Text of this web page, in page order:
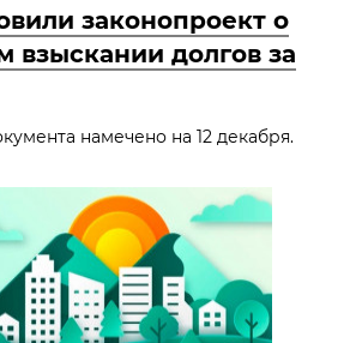
законопроект о
взыскании долгов за
намечено на 12 декабря.